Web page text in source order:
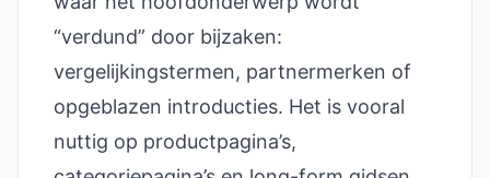
“verdund” door bijzaken:
vergelijkingstermen, partnermerken of
opgeblazen introducties. Het is vooral
nuttig op productpagina’s,